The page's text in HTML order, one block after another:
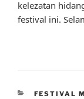
kelezatan
festival ini.
FESTIVAL